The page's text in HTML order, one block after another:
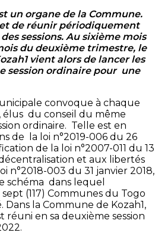
un organe de la Commune.
de réunir périodiquement
sessions. Au sixième mois
du deuxième trimestre, le
vient alors de lancer les
session ordinaire pour une
convoque à chaque
élus du conseil du même
ordinaire. Telle est en
de la loi n°2019-006 du 26
de la loi n°2007-011 du 13
et aux libertés
n°2018-003 du 31 janvier 2018,
schéma dans lequel
(117) Communes du Togo
la Commune de Kozah1,
réuni en sa deuxième session